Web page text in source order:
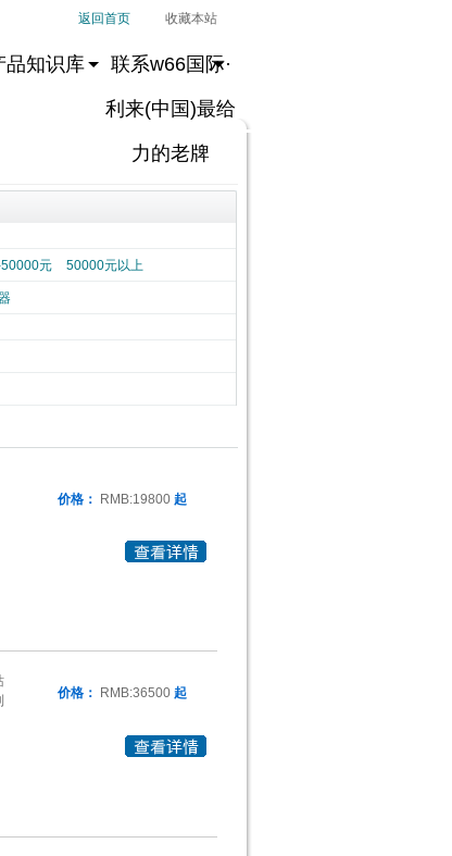
返回首页 收藏本站
品知识库 联系w66国际·
利来(中国)最给
力的老牌
元 50000元以上
价格：
RMB:19800 起
价格： RMB:36500 起